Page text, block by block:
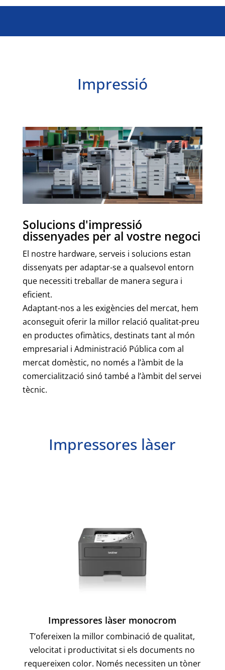
Impressió
Solucions d'impressió
dissenyades per al vostre negoci
El nostre hardware, serveis i solucions estan
dissenyats per adaptar-se a qualsevol entorn
que necessiti treballar de manera segura i
eficient.
Adaptant-nos a les exigències del mercat, hem
aconseguit oferir la millor relació qualitat-preu
en productes ofimàtics, destinats tant al món
empresarial i Administració Pública com al
mercat domèstic, no només a l’àmbit de la
comercialització sinó també a l’àmbit del servei
tècnic.
Impressores làser
Impressores làser monocrom
T’ofereixen la millor combinació de qualitat,
velocitat i productivitat si els documents no
requereixen color. Només necessiten un tòner